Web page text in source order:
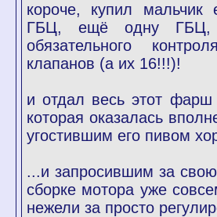
короче, купил мальчик
ГБЦ, ещё одну ГБЦ,
обязательного
клапанов (а их 16!!!)!
и отдал весь этот фарш
которая оказалась
угостившим его пивом
...и запросившим за
сборке мотора уже
нежели за просто